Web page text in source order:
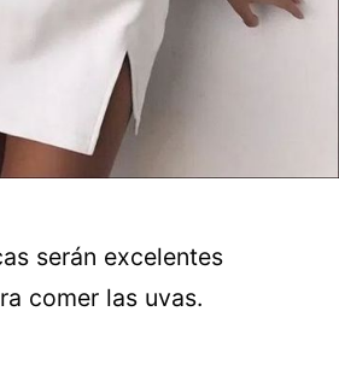
serán excelentes
comer las uvas.